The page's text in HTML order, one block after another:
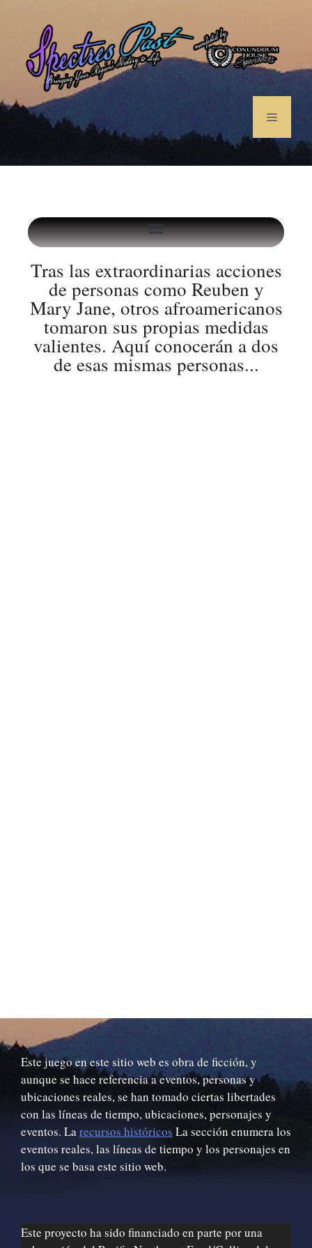
Tras las extraordinarias acciones
de personas como Reuben y
Mary Jane, otros afroamericanos
tomaron sus propias medidas
valientes. Aquí conocerán a dos
de esas mismas personas...
Este juego en este sitio web es obra de ficción, y
aunque se hace referencia a eventos, personas y
ubicaciones reales, se han tomado ciertas libertades
con las líneas de tiempo, ubicaciones, personajes y
eventos. Larecursos históricos La sección enumera los
eventos reales, las líneas de tiempo y los personajes en
los que se basa este sitio web.
Este proyecto ha sido financiado en parte por una